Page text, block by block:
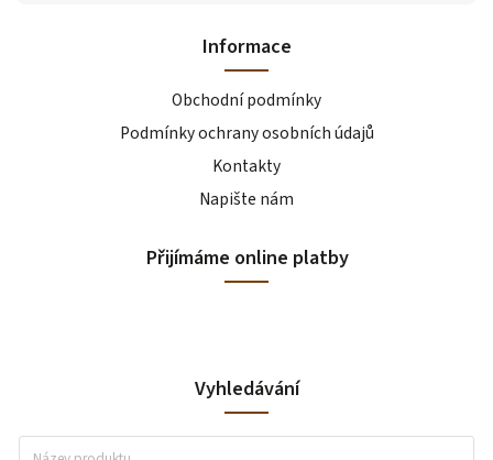
Informace
Obchodní podmínky
Podmínky ochrany osobních údajů
Kontakty
Napište nám
Přijímáme online platby
Vyhledávání